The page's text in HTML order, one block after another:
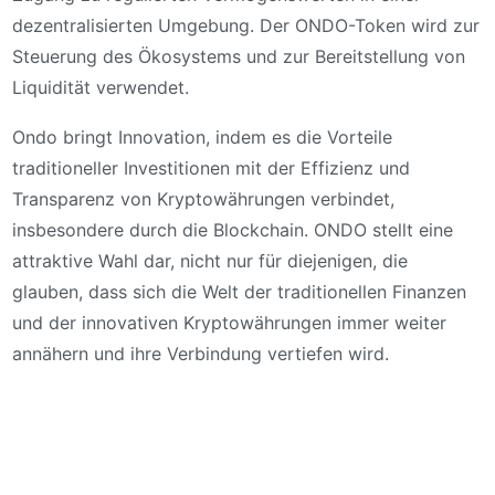
dezentralisierten Umgebung. Der ONDO-Token wird zur
Steuerung des Ökosystems und zur Bereitstellung von
Liquidität verwendet.
Ondo bringt Innovation, indem es die Vorteile
traditioneller Investitionen mit der Effizienz und
Transparenz von Kryptowährungen verbindet,
insbesondere durch die Blockchain. ONDO stellt eine
attraktive Wahl dar, nicht nur für diejenigen, die
glauben, dass sich die Welt der traditionellen Finanzen
und der innovativen Kryptowährungen immer weiter
annähern und ihre Verbindung vertiefen wird.